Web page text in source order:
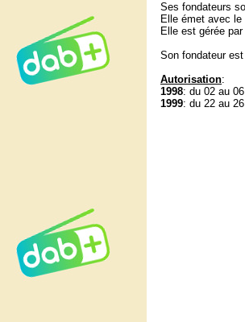
Ses fondateurs
Elle émet avec
Elle est gérée
Son fondateur est
Autorisation:
1998: du 02 au
1999: du 22 au